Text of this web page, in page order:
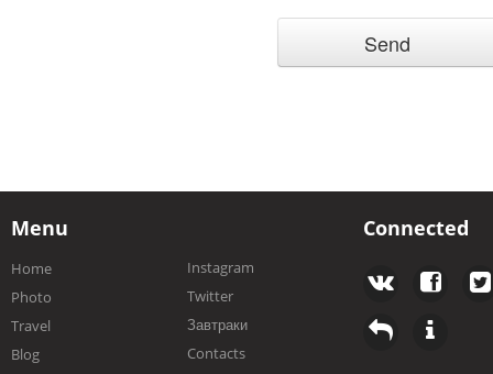
Menu
Home
Photo
Travel
Blog
Instagram
Twitter
Завтраки
Contacts
Connected